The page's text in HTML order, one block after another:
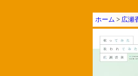
ホーム > 広瀬